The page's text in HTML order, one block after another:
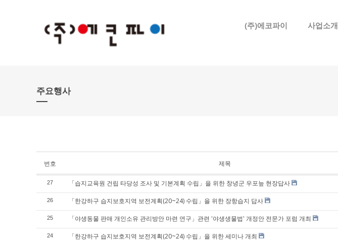
(주)에코파이 사업소개
주요행사
번호 제목
27 「습지교육원 건립 타당성 조사 및 기본계획 수립」을 위한 창녕군 우포늪 현장답사
26 「한강하구 습지보호지역 보전계획(20~24) 수립」을 위한 장항습지 답사
25 「야생동물 판매 개인소유 관리방안 마련 연구」관련 '야생생물법' 개정안 전문가 포럼 개최
24 「한강하구 습지보호지역 보전계획(20~24) 수립」을 위한 세미나 개최